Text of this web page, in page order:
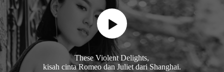
These Violent Delights,
kisah cinta Romeo dan Juliet dari Shanghai.